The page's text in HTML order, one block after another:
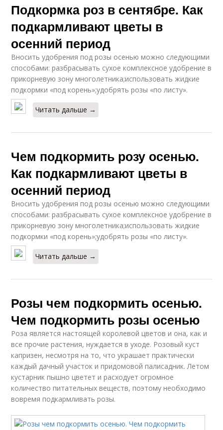
Подкормка роз в сентябре. Как
подкармливают цветы в
осенний период
Вносить удобрения под розы осенью можно следующими
способами: разбрасывать сухое комплексное удобрение в
прикорневую зону многолетника;использовать жидкие
подкормки «под корень»;удобрять розы «по листу».
Читать дальше →
Чем подкормить розу осенью.
Как подкармливают цветы в
осенний период
Вносить удобрения под розы осенью можно следующими
способами: разбрасывать сухое комплексное удобрение в
прикорневую зону многолетника;использовать жидкие
подкормки «под корень»;удобрять розы «по листу».
Читать дальше →
Розы чем подкормить осенью.
Чем подкормить розы осенью
Роза является настоящей королевой цветов и она, как и
все прочие растения, нуждается в уходе. Розовый куст
капризен, несмотря на то, что украшает практически
каждый дачный участок и придомовой палисадник. Летом
кустарник пышно цветет и расходует огромное
количество питательных веществ, поэтому необходимо
вовремя подкармливать розы.